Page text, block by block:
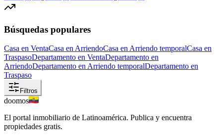
Búsquedas populares
Casa en VentaCasa en ArriendoCasa en Arriendo temporalCasa en
TraspasoDepartamento en VentaDepartamento en
ArriendoDepartamento en Arriendo temporalDepartamento en
Traspaso
Filtros
doomos
El portal inmobiliario de Latinoamérica. Publica y encuentra
propiedades gratis.